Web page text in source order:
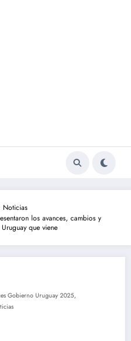
Noticias
los avances, cambios y
que viene
Gobierno Uruguay 2025,